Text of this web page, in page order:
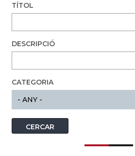
TÍTOL
DESCRIPCIÓ
CATEGORIA